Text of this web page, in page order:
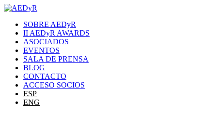
SOBRE AEDyR
II AEDyR AWARDS
ASOCIADOS
EVENTOS
SALA DE PRENSA
BLOG
CONTACTO
ACCESO SOCIOS
ESP
ENG